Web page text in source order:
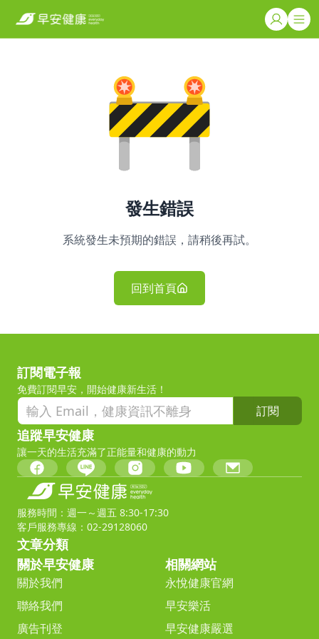
發生錯誤
系統發生未預期的錯誤，請稍後再試。
回到首頁
訂閱電子報
免費訂閱早安，開始健康新生活！
訂閱
追蹤早安健康
讓一天的生活充滿了正能量和健康的動力
服務時間：週一～週五 8:30-17:30
客戶服務專線：02-29128060
文章分類
關於早安健康
關於我們
聯絡我們
廣告刊登
相關網站
永悅健康官網
早安樂活
早安健康嚴選